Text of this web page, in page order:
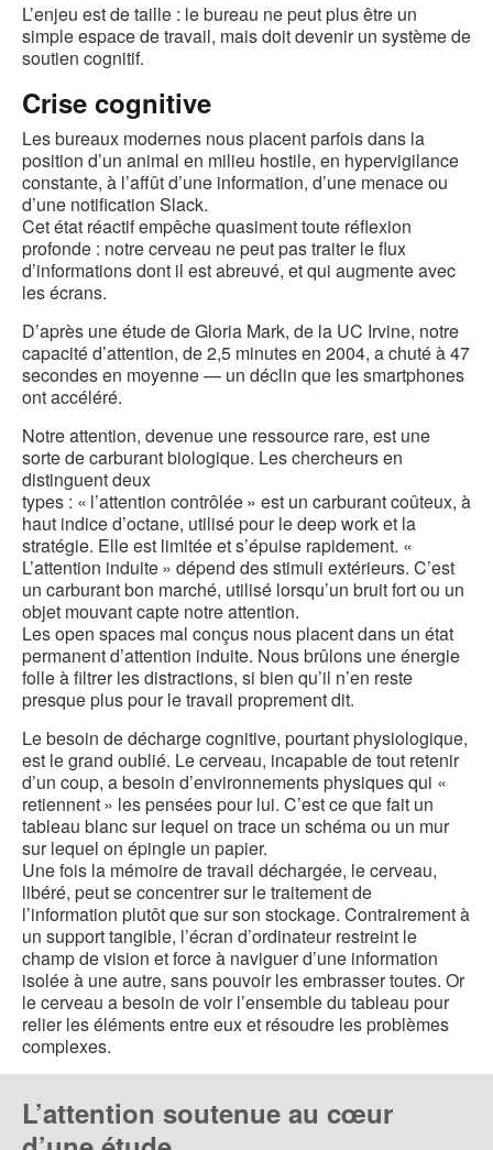
L’enjeu est de taille : le bureau ne peut plus être un
simple espace de travail, mais doit devenir un système de
soutien cognitif.
Crise cognitive
Les bureaux modernes nous placent parfois dans la
position d’un animal en milieu hostile, en hypervigilance
constante, à l’affût d’une information, d’une menace ou
d’une notification Slack.
Cet état réactif empêche quasiment toute réflexion
profonde : notre cerveau ne peut pas traiter le flux
d’informations dont il est abreuvé, et qui augmente avec
les écrans.
D’après une étude de Gloria Mark, de la UC Irvine, notre
capacité d’attention, de 2,5 minutes en 2004, a chuté à 47
secondes en moyenne — un déclin que les smartphones
ont accéléré.
Notre attention, devenue une ressource rare, est une
sorte de carburant biologique. Les chercheurs en
distinguent deux
types : « l’attention contrôlée » est un carburant coûteux, à
haut indice d’octane, utilisé pour le deep work et la
stratégie. Elle est limitée et s’épuise rapidement. «
L’attention induite » dépend des stimuli extérieurs. C’est
un carburant bon marché, utilisé lorsqu’un bruit fort ou un
objet mouvant capte notre attention.
Les open spaces mal conçus nous placent dans un état
permanent d’attention induite. Nous brûlons une énergie
folle à filtrer les distractions, si bien qu’il n’en reste
presque plus pour le travail proprement dit.
Le besoin de décharge cognitive, pourtant physiologique,
est le grand oublié. Le cerveau, incapable de tout retenir
d’un coup, a besoin d’environnements physiques qui «
retiennent » les pensées pour lui. C’est ce que fait un
tableau blanc sur lequel on trace un schéma ou un mur
sur lequel on épingle un papier.
Une fois la mémoire de travail déchargée, le cerveau,
libéré, peut se concentrer sur le traitement de
l’information plutôt que sur son stockage. Contrairement à
un support tangible, l’écran d’ordinateur restreint le
champ de vision et force à naviguer d’une information
isolée à une autre, sans pouvoir les embrasser toutes. Or
le cerveau a besoin de voir l’ensemble du tableau pour
relier les éléments entre eux et résoudre les problèmes
complexes.
L’attention soutenue au cœur